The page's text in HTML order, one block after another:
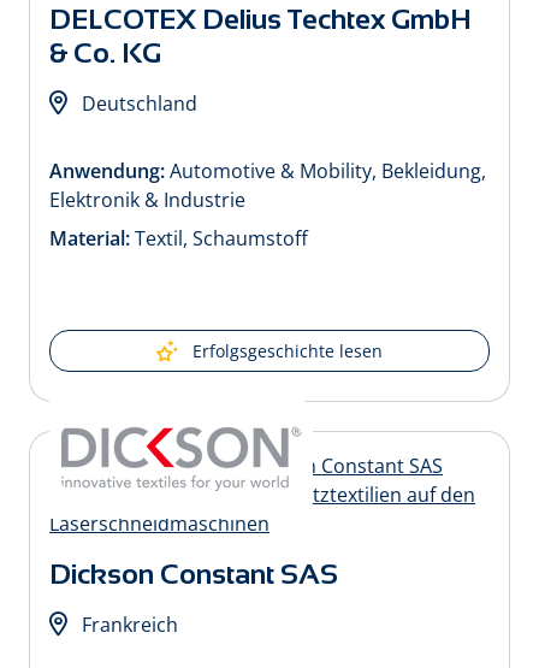
DELCOTEX Delius Techtex GmbH
& Co. KG
Deutschland
Anwendung:Automotive & Mobility, Bekleidung,
Elektronik & Industrie
Material:Textil, Schaumstoff
Erfolgsgeschichte lesen
Dickson Constant SAS
Frankreich